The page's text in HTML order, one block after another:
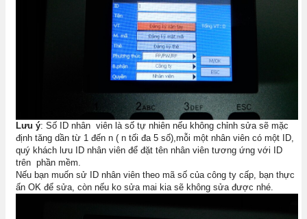
Lưu ý: Số ID nhân viên là số tự nhiên nếu không chỉnh sửa sẽ mặc
định tăng dần từ 1 đến n ( n tối đa 5 số),mỗi một nhân viên có một ID,
quý khách lưu ID nhân viên để đặt tên nhân viên tương ứng với ID
trên phần mềm.
Nếu bạn muốn sử ID nhân viên theo mã số của công ty cấp, bạn thực
ấn OK để sửa, còn nếu ko sửa mai kia sẽ không sửa được nhé.